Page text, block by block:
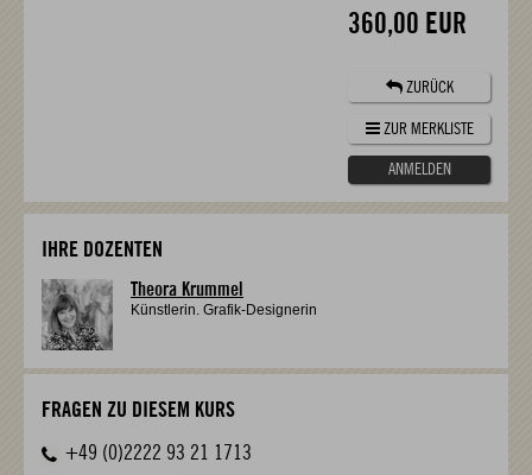
360,00 EUR
ZURÜCK
ZUR MERKLISTE
ANMELDEN
IHRE DOZENTEN
Theora Krummel
Künstlerin. Grafik-Designerin
FRAGEN ZU DIESEM KURS
+49 (0)2222 93 21 1713